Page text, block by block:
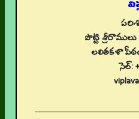
పొట్టి
లలితకళా
సెల్: